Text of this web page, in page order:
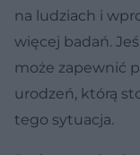
na ludziach i
więcej badań.
może zapewnić
urodzeń, którą
tego sytuacja.